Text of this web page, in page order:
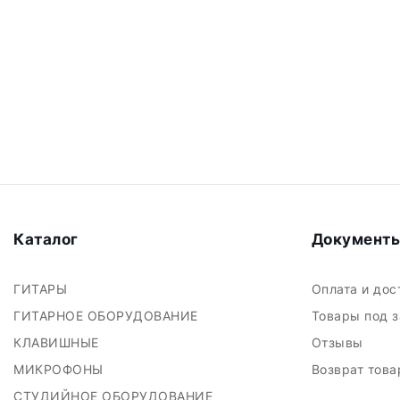
Каталог
ГИТАРЫ
ГИТАРНОЕ ОБОРУДОВАНИЕ
КЛАВИШНЫЕ
МИКРОФОНЫ
СТУДИЙНОЕ ОБОРУДОВАНИЕ
Оплата и
Товары под
Отзывы
Возврат